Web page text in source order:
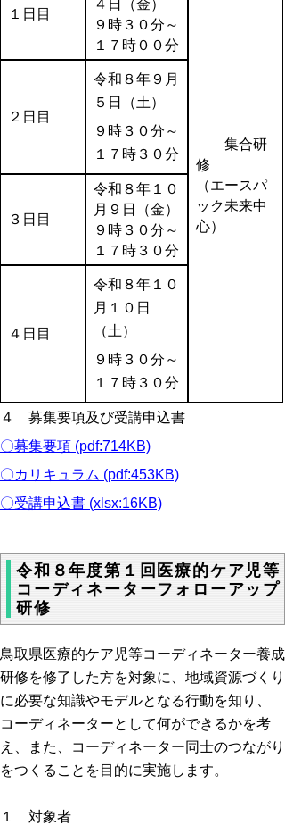
１日目
４日（金）
９時３０分～
１７時００分
集合研
修
（エースパ
ック未来中
心）
２日目
令和８年９月
５日（土）
９時３０分～
１７時３０分
３日目
令和８年１０
月９日（金）
９時３０分～
１７時３０分
４日目
令和８年１０
月１０日
（土）
９時３０分～
１７時３０分
４ 募集要項及び受講申込書
〇募集要項 (pdf:714KB)
〇カリキュラム (pdf:453KB)
〇受講申込書 (xlsx:16KB)
令和８年度第１回医療的ケア児等
コーディネーターフォローアップ
研修
鳥取県医療的ケア児等コーディネーター養成
研修を修了した方を対象に、地域資源づくり
に必要な知識やモデルとなる行動を知り、
コーディネーターとして何ができるかを考
え、また、コーディネーター同士のつながり
をつくることを目的に実施します。
１ 対象者